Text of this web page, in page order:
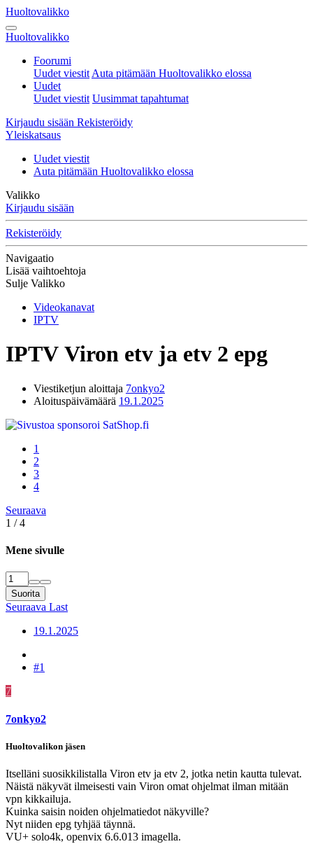
Huoltovalikko
Huoltovalikko
Foorumi
Uudet viestit Auta pitämään Huoltovalikko elossa
Uudet
Uudet viestit Uusimmat tapahtumat
Kirjaudu sisään Rekisteröidy
Yleiskatsaus
Uudet viestit
Auta pitämään Huoltovalikko elossa
Valikko
Kirjaudu sisään
Rekisteröidy
Navigaatio
Lisää vaihtoehtoja
Sulje Valikko
Videokanavat
IPTV
IPTV Viron etv ja etv 2 epg
Viestiketjun aloittaja 7onkyo2
Aloituspäivämäärä 19.1.2025
1
2
3
4
Seuraava
1 / 4
Mene sivulle
Suorita
Seuraava Last
19.1.2025
#1
7
7onkyo2
Huoltovalikon jäsen
Itselläni suosikkilistalla Viron etv ja etv 2, jotka netin kautta tulevat.
Näistä näkyvät ilmeisesti vain Viron omat ohjelmat ilman mitään
vpn kikkailuja.
Kuinka saisin noiden ohjelmatiedot näkyville?
Nyt niiden epg tyhjää täynnä.
VU+ solo4k, openvix 6.6.013 imagella.